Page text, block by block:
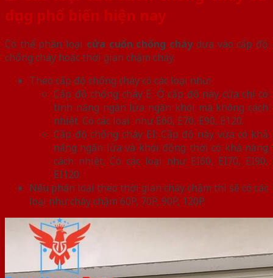
dụng phổ biến hiện nay
Có thể phân loại cửa cuốn chống cháydựa vào cấp độ
chống cháy hoặc thời gian chậm cháy.
Theo cấp độ chống cháy có các loại như:
Cấp độ chống cháy E: Ở cấp độ này cửa chỉ có
tính năng ngăn lửa ngăn khói mà không cách
nhiệt. Có các loại như E60, E70, E90, E120.
Cấp độ chống cháy EI: Cấp độ này vừa có khả
năng ngăn lửa và khói đồng thời có khả năng
cách nhiệt. Có các loại như EI60, EI70, EI90,
EI120.
Nếu phân loại theo thời gian cháy chậm thì sẽ có các
loại như cháy chậm 60P, 70P, 90P, 120P.